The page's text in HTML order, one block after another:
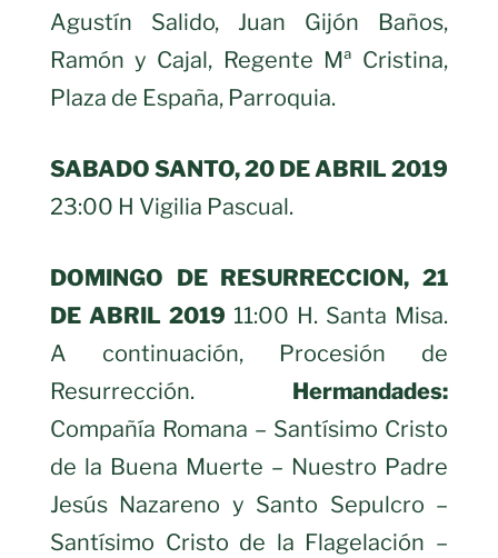
Agustín Salido, Juan Gijón Baños,
Ramón y Cajal, Regente Mª Cristina,
Plaza de España, Parroquia.
SABADO SANTO, 20 DE ABRIL 2019
23:00 H Vigilia Pascual.
DOMINGO DE RESURRECCION, 21
DE ABRIL 2019 11:00 H. Santa Misa.
A continuación, Procesión de
Resurrección. Hermandades:
Compañía Romana – Santísimo Cristo
de la Buena Muerte – Nuestro Padre
Jesús Nazareno y Santo Sepulcro –
Santísimo Cristo de la Flagelación –